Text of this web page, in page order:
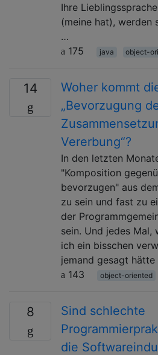
Ihre
(meine hat), werden
…
175
java object-
14
Woher kommt
„Bevorzugung
Vererbung“?
In den letzten
"Komposition
bevorzugen" aus
zu sein und fast zu
der
sein. Und jedes Mal,
ich ein bisschen
jemand gesagt
143
object-oriented
8
Sind schlechte
die